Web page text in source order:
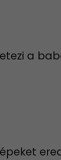
a